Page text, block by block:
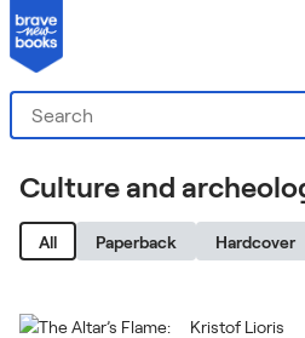
Culture and
All Paperback Hardcover
Kristof Lioris